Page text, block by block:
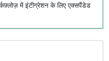
में इंटीग्रेशन के लिए एक्सपैंडेड